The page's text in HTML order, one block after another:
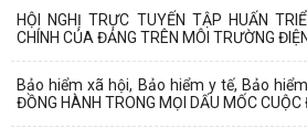
HỘI NGHỊ TRỰC TUYẾN TẬP HUẤN
CHÍNH CỦA ĐẢNG TRÊN MÔI TRƯỜNG
Bảo hiểm xã hội, Bảo hiểm y tế, Bảo
ĐỒNG HÀNH TRONG MỌI DẤU MỐC CUỘC